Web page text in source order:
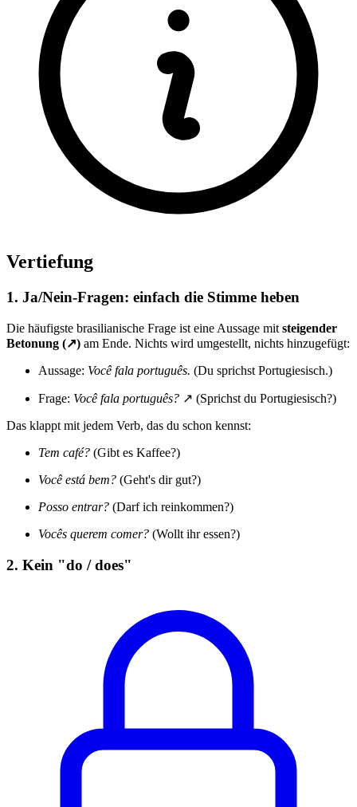
Vertiefung
1. Ja/Nein-Fragen: einfach die Stimme heben
Die häufigste brasilianische Frage ist eine Aussage mit steigender
Betonung (↗) am Ende. Nichts wird umgestellt, nichts hinzugefügt:
Aussage: Você fala português. (Du sprichst Portugiesisch.)
Frage: Você fala português? ↗ (Sprichst du Portugiesisch?)
Das klappt mit jedem Verb, das du schon kennst:
Tem café? (Gibt es Kaffee?)
Você está bem? (Geht's dir gut?)
Posso entrar? (Darf ich reinkommen?)
Vocês querem comer? (Wollt ihr essen?)
2. Kein "do / does"